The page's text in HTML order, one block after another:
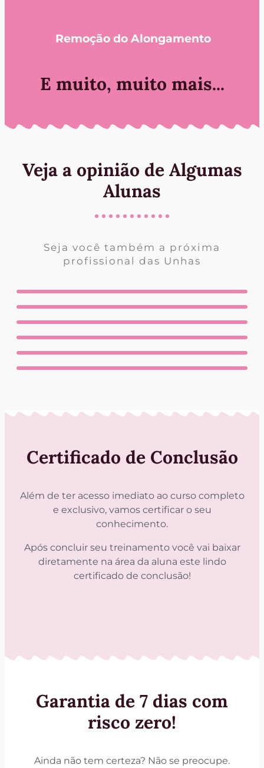
Remoção do Alongamento
E muito, muito mais...
Veja a opinião de Algumas
Alunas
Seja você também a próxima
profissional das Unhas
Certificado de Conclusão
Além de ter acesso imediato ao curso completo
e exclusivo, vamos certificar o seu
conhecimento.
Após concluir seu treinamento você vai baixar
diretamente na área da aluna este lindo
certificado de conclusão!
Garantia de 7 dias com
risco zero!
Ainda não tem certeza? Não se preocupe.